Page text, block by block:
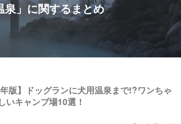
泉」に関するまとめ
年版】ドッグランに犬用温泉まで!?ワンちゃ
いキャンプ場10選！